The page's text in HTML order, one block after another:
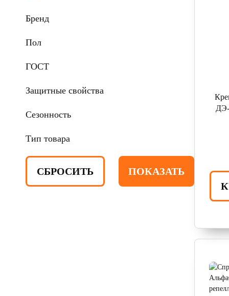
Бренд
Пол
ГОСТ
Защитные свойства
Сезонность
Тип товара
ДЭ-